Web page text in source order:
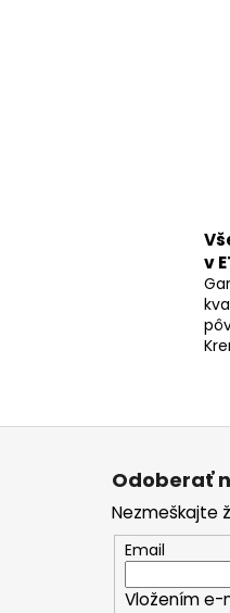
v
Z
Odoberať
Nezmeškajte
Email
Vložením e-